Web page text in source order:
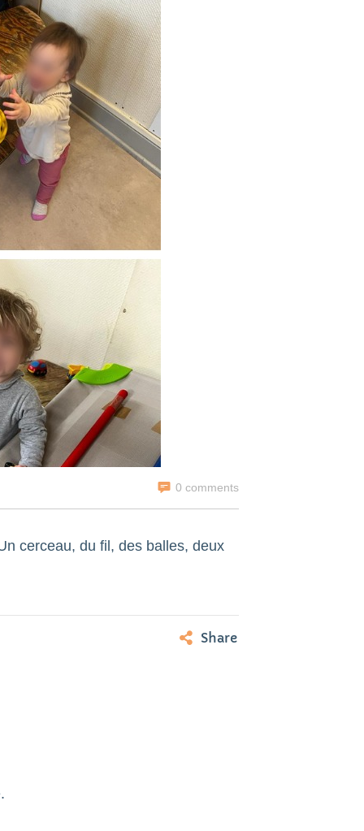
0 comments
cerceau, du fil, des balles, deux
Share